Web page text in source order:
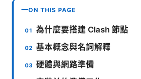
ON THIS PAGE
為什麼要搭建 Clash 節點
基本概念與名詞解釋
硬體與網路準備